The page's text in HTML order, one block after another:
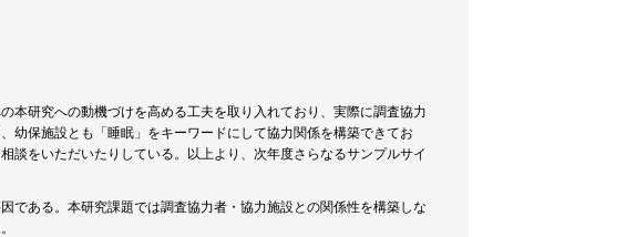
本研究への動機づけを高める工夫を取り入れており、実際に調査協力
幼保施設とも「睡眠」をキーワードにして協力関係を構築できてお
談をいただいたりしている。以上より、次年度さらなるサンプルサイ
である。本研究課題では調査協力者・協力施設との関係性を構築しな